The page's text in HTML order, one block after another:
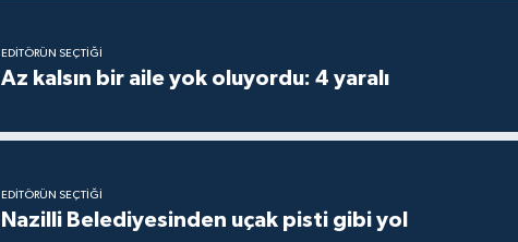
EDITÖRÜN SEÇTIĞI
Az kalsın bir aile yok oluyordu: 4 yaralı
EDITÖRÜN SEÇTIĞI
Nazilli Belediyesinden uçak pisti gibi yol